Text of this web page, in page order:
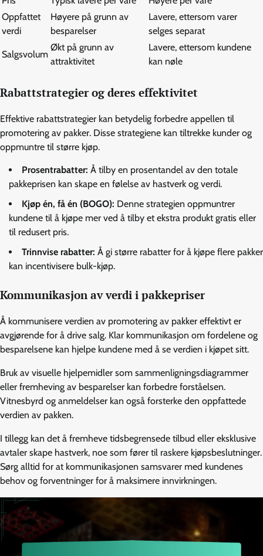
Oppfattet
verdi
Høyere på grunn av
besparelser
Lavere, ettersom varer
selges separat
Salgsvolum
Økt på grunn av
attraktivitet
Lavere, ettersom kundene
kan nøle
Rabattstrategier og deres effektivitet
Effektive rabattstrategier kan betydelig forbedre appellen til
promotering av pakker. Disse strategiene kan tiltrekke kunder og
oppmuntre til større kjøp.
Prosentrabatter: Å tilby en prosentandel av den totale
pakkeprisen kan skape en følelse av hastverk og verdi.
Kjøp én, få én (BOGO): Denne strategien oppmuntrer
kundene til å kjøpe mer ved å tilby et ekstra produkt gratis eller
til redusert pris.
Trinnvise rabatter: Å gi større rabatter for å kjøpe flere pakker
kan incentivisere bulk-kjøp.
Kommunikasjon av verdi i pakkepriser
Å kommunisere verdien av promotering av pakker effektivt er
avgjørende for å drive salg. Klar kommunikasjon om fordelene og
besparelsene kan hjelpe kundene med å se verdien i kjøpet sitt.
Bruk av visuelle hjelpemidler som sammenligningsdiagrammer
eller fremheving av besparelser kan forbedre forståelsen.
Vitnesbyrd og anmeldelser kan også forsterke den oppfattede
verdien av pakken.
I tillegg kan det å fremheve tidsbegrensede tilbud eller eksklusive
avtaler skape hastverk, noe som fører til raskere kjøpsbeslutninger.
Sørg alltid for at kommunikasjonen samsvarer med kundenes
behov og forventninger for å maksimere innvirkningen.